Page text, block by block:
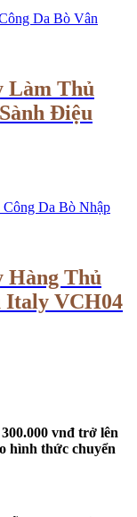
Làm Thủ
Điệu
Hàng Thủ
Italy VCH04
vnđ trở lên
hình thức chuyển